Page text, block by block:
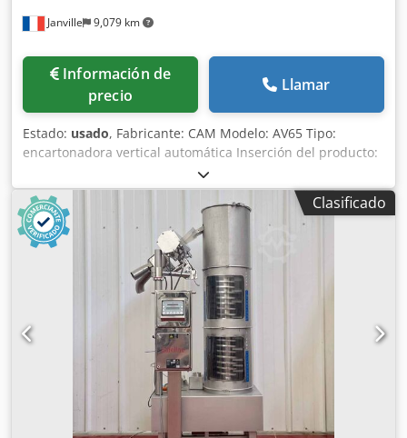
Janville 9,079 km
Información de
precio
Llamar
Estado: usado, Fabricante: CAM Modelo: AV65 Tipo:
encartonadora vertical automática Inserción del producto:
manual o automática (requiere adaptación) Inserción de
prospectos: disponible Crodpfsx R Dgiox Ab Hjf Cubiertas y
dispositivos de seguridad Bomba de vacío Módulo de
acción de disparo único Velocidad de producción: 15 – 70
cajas por minuto Formatos de estuche: A – Ancho: 20 – 115
mm B – Largo: 15 – 70 mm C – Alto: 50 – 190 mm Vídeo: ?
si=7gBIqcD_U4OJ55p3 Documentación en papel disponible
Clasificado